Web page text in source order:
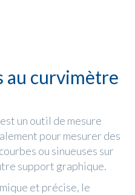
au curvimètre
un outil de mesure
pour mesurer des
ou sinueuses sur
support graphique.
et précise, le